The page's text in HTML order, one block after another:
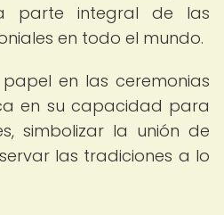
parte integral de las
en todo el mundo.
en las ceremonias
en su capacidad para
simbolizar la unión de
las tradiciones a lo